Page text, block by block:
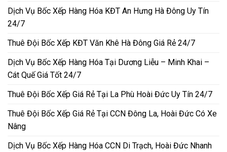
Dịch Vụ Bốc Xếp Hàng Hóa KĐT An Hưng Hà Đông Uy Tín
24/7
Thuê Đội Bốc Xếp KĐT Văn Khê Hà Đông Giá Rẻ 24/7
Dịch Vụ Bốc Xếp Hàng Hóa Tại Dương Liễu – Minh Khai –
Cát Quế Giá Tốt 24/7
Thuê Đội Bốc Xếp Giá Rẻ Tại La Phù Hoài Đức Uy Tín 24/7
Thuê Đội Bốc Xếp Giá Rẻ Tại CCN Đông La, Hoài Đức Có Xe
Nâng
Dịch Vụ Bốc Xếp Hàng Hóa CCN Di Trạch, Hoài Đức Nhanh